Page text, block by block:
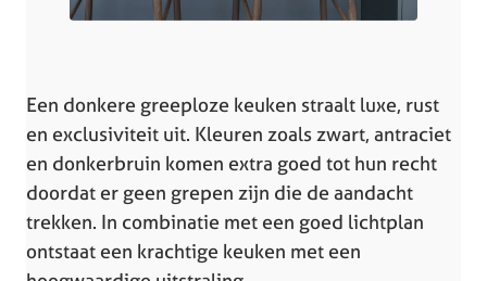
Een donkere greeploze keuken straalt luxe, rust
en exclusiviteit uit. Kleuren zoals zwart, antraciet
en donkerbruin komen extra goed tot hun recht
doordat er geen grepen zijn die de aandacht
trekken. In combinatie met een goed lichtplan
ontstaat een krachtige keuken met een